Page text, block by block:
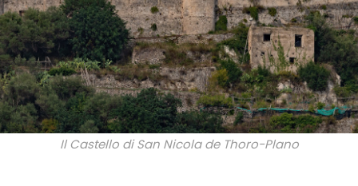
Il Castello di San Nicola de Thoro-Plano